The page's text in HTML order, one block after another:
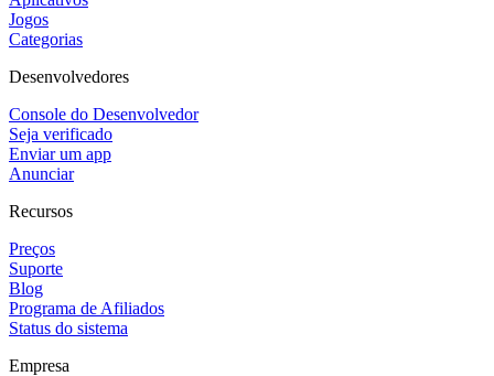
Jogos
Categorias
Desenvolvedores
Console do Desenvolvedor
Seja verificado
Enviar um app
Anunciar
Recursos
Preços
Suporte
Blog
Programa de Afiliados
Status do sistema
Empresa